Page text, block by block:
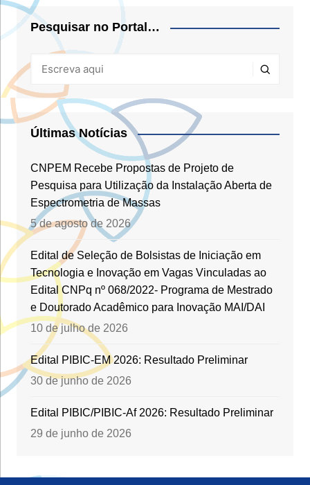
Pesquisar no Portal…
Últimas Notícias
CNPEM Recebe Propostas de Projeto de
Pesquisa para Utilização da Instalação Aberta de
Espectrometria de Massas
5 de agosto de 2026
Edital de Seleção de Bolsistas de Iniciação em
Tecnologia e Inovação em Vagas Vinculadas ao
Edital CNPq nº 068/2022- Programa de Mestrado
e Doutorado Acadêmico para Inovação MAI/DAI
10 de julho de 2026
Edital PIBIC-EM 2026: Resultado Preliminar
30 de junho de 2026
Edital PIBIC/PIBIC-Af 2026: Resultado Preliminar
29 de junho de 2026